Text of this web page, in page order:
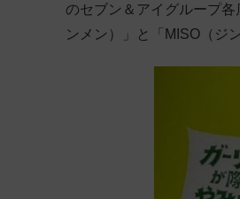
のセブン＆アイグループ
ンメン）」と「MISO（ジ